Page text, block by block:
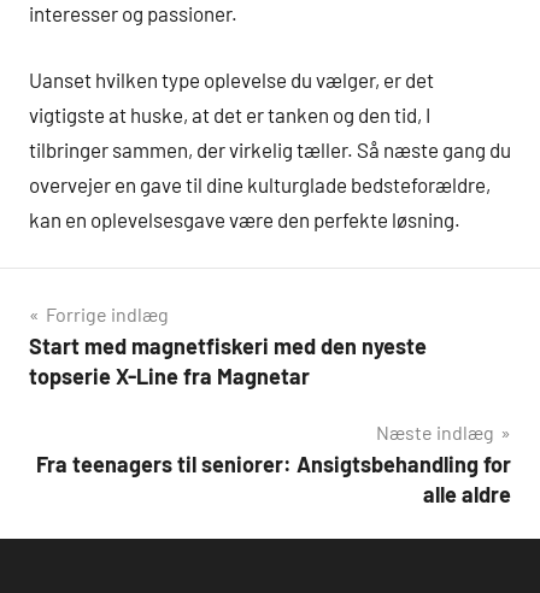
interesser og passioner.
Uanset hvilken type oplevelse du vælger, er det
vigtigste at huske, at det er tanken og den tid, I
tilbringer sammen, der virkelig tæller. Så næste gang du
overvejer en gave til dine kulturglade bedsteforældre,
kan en oplevelsesgave være den perfekte løsning.
Indlægsnavigation
Forrige indlæg
Start med magnetfiskeri med den nyeste
topserie X-Line fra Magnetar
Næste indlæg
Fra teenagers til seniorer: Ansigtsbehandling for
alle aldre